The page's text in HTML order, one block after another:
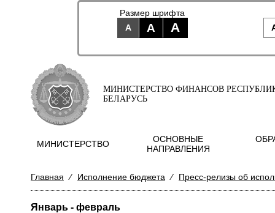
Размер шрифта
A
A A
МИНИСТЕРСТВО ФИНАНСОВ
БЕЛАРУСЬ
МИНИСТЕРСТВО
ОСНОВНЫЕ
НАПРАВЛЕНИЯ
Главная ⁄ Исполнение бюджета ⁄ Пресс-релизы об
Январь - февраль